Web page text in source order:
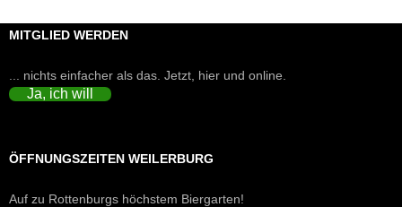
MITGLIED WERDEN
... nichts einfacher als das. Jetzt, hier und online.
Ja, ich will
ÖFFNUNGSZEITEN WEILERBURG
Auf zu Rottenburgs höchstem Biergarten!